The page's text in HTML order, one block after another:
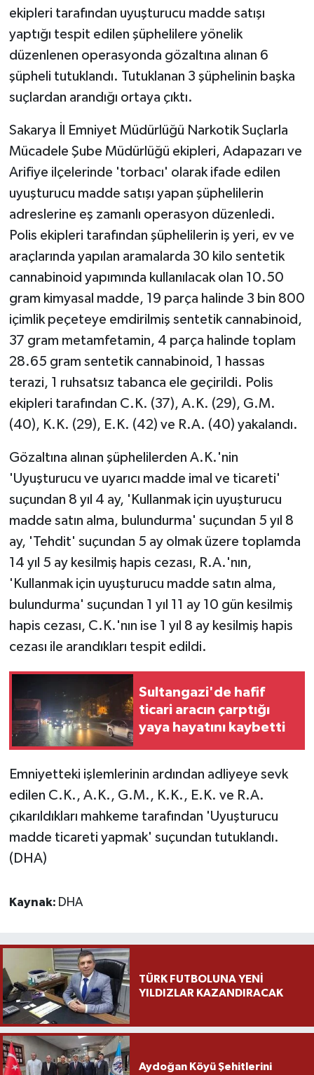
ekipleri tarafından uyuşturucu madde satışı
yaptığı tespit edilen şüphelilere yönelik
düzenlenen operasyonda gözaltına alınan 6
şüpheli tutuklandı. Tutuklanan 3 şüphelinin başka
suçlardan arandığı ortaya çıktı.
Sakarya İl Emniyet Müdürlüğü Narkotik Suçlarla
Mücadele Şube Müdürlüğü ekipleri, Adapazarı ve
Arifiye ilçelerinde 'torbacı' olarak ifade edilen
uyuşturucu madde satışı yapan şüphelilerin
adreslerine eş zamanlı operasyon düzenledi.
Polis ekipleri tarafından şüphelilerin iş yeri, ev ve
araçlarında yapılan aramalarda 30 kilo sentetik
cannabinoid yapımında kullanılacak olan 10.50
gram kimyasal madde, 19 parça halinde 3 bin 800
içimlik peçeteye emdirilmiş sentetik cannabinoid,
37 gram metamfetamin, 4 parça halinde toplam
28.65 gram sentetik cannabinoid, 1 hassas
terazi, 1 ruhsatsız tabanca ele geçirildi. Polis
ekipleri tarafından C.K. (37), A.K. (29), G.M.
(40), K.K. (29), E.K. (42) ve R.A. (40) yakalandı.
Gözaltına alınan şüphelilerden A.K.'nin
'Uyuşturucu ve uyarıcı madde imal ve ticareti'
suçundan 8 yıl 4 ay, 'Kullanmak için uyuşturucu
madde satın alma, bulundurma' suçundan 5 yıl 8
ay, 'Tehdit' suçundan 5 ay olmak üzere toplamda
14 yıl 5 ay kesilmiş hapis cezası, R.A.'nın,
'Kullanmak için uyuşturucu madde satın alma,
bulundurma' suçundan 1 yıl 11 ay 10 gün kesilmiş
hapis cezası, C.K.'nın ise 1 yıl 8 ay kesilmiş hapis
cezası ile arandıkları tespit edildi.
Sultangazi'de hafif
ticari aracın çarptığı
yaya hayatını kaybetti
Emniyetteki işlemlerinin ardından adliyeye sevk
edilen C.K., A.K., G.M., K.K., E.K. ve R.A.
çıkarıldıkları mahkeme tarafından 'Uyuşturucu
madde ticareti yapmak' suçundan tutuklandı.
(DHA)
Kaynak: DHA
TÜRK FUTBOLUNA YENİ
YILDIZLAR KAZANDIRACAK
Aydoğan Köyü Şehitlerini
Politika
Sağlık
Son Dakika
Yaşam
Yerel
AboneHaber Özel